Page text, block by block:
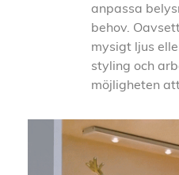
anpassa
behov.
mysigt ljus
styling och
möjligheten